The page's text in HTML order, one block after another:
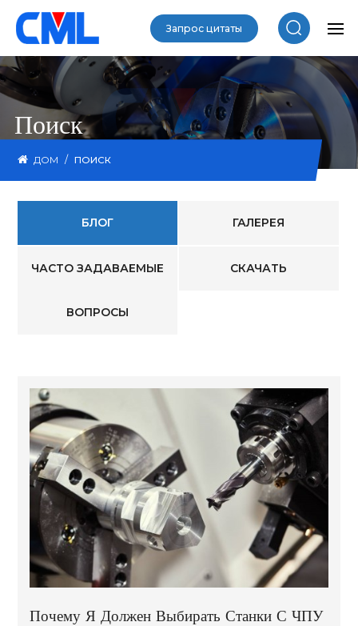
Запрос цитаты
Поиск
ДОМ / ПОИСК
БЛОГ ГАЛЕРЕЯ
ЧАСТО ЗАДАВАЕМЫЕ
ВОПРОСЫ
СКАЧАТЬ
Почему Я Должен Выбирать Станки С ЧПУ